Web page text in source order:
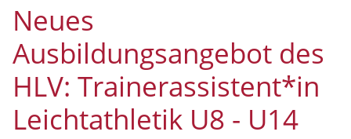
Neues
Ausbildungsangebot des
HLV: Trainerassistent*in
Leichtathletik U8 - U14